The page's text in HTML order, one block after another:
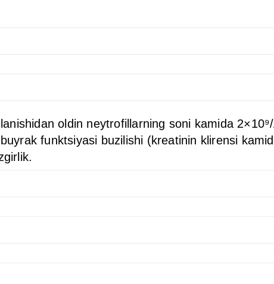
oldin neytrofillarning soni kamida
funktsiyasi buzilishi (kreatinin klirensi